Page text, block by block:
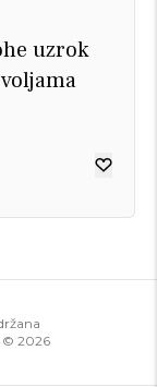
uzrok
© 2026